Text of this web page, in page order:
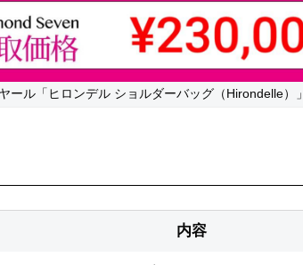
ール「ヒロンデル ショルダーバッグ（Hirondelle）」
内容